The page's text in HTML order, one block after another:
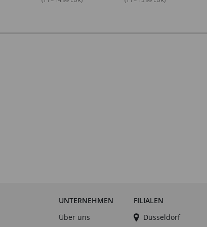
UNTERNEHMEN
Über uns
FILIALEN
Düsseldorf